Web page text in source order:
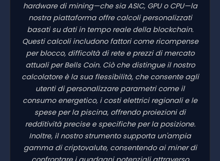
hardware di mining—che sia ASIC, GPU o CPU—la
nostra piattaforma offre calcoli personalizzati
basati su dati in tempo reale della blockchain.
Questi calcoli includono fattori come ricompense
per blocco, difficoltà di rete e prezzi di mercato
attuali per Bells Coin. Ciò che distingue il nostro
calcolatore è la sua flessibilità, che consente agli
utenti di personalizzare parametri come il
consumo energetico, i costi elettrici regionali e le
spese per la piscina, offrendo proiezioni di
redditività precise e specifiche per la posizione.
Inoltre, il nostro strumento supporta un'ampia
gamma di criptovalute, consentendo ai miner di